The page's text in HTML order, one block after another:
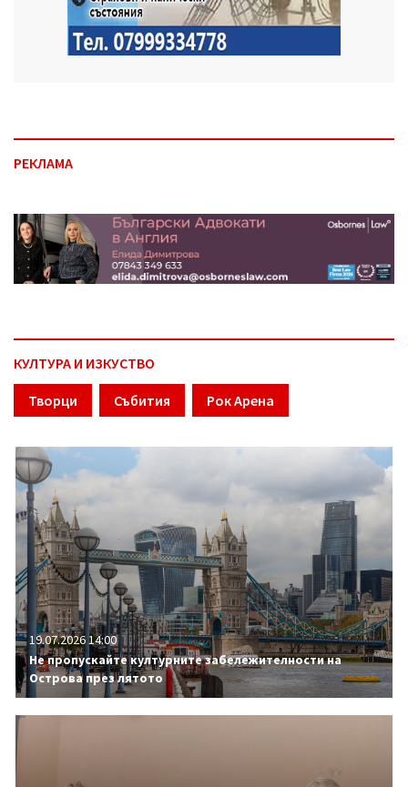
РЕКЛАМА
КУЛТУРА И ИЗКУСТВО
Творци Събития Рок Арена
19.07.2026 14:00
Не пропускайте културните забележителности на
Острова през лятото